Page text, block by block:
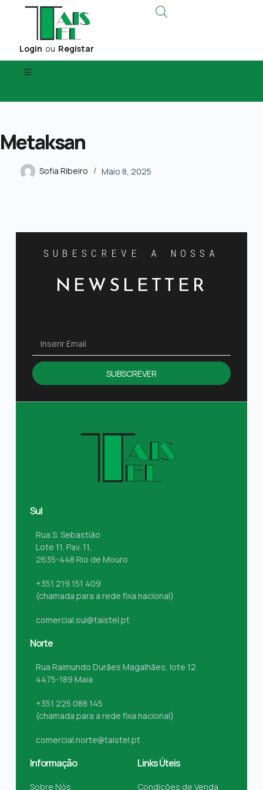
Login ou Registar
Metaksan
Sofia Ribeiro Maio 8, 2025
SUBESCREVE A NOSSA
NEWSLETTER
SUBSCREVER
Sul
Rua S. Sebastião
Lote 11, Pav. 11,
2635-448 Rio de Mouro
+351 219 151 409
(chamada para a rede fixa nacional)
comercial.sul@taistel.pt
Norte
Rua Raimundo Durães Magalhães, lote 12
4475-189 Maia
+351 225 088 145
(chamada para a rede fixa nacional)
comercial.norte@taistel.pt
Informação
Sobre Nós
Links Úteis
Condições de Venda